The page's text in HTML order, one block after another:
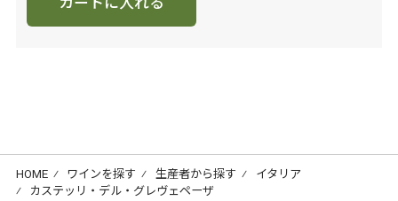
HOME ⁄ ワインを探す ⁄ 生産者から探す ⁄ イタリア
⁄ カステッリ・デル・グレヴェペーザ